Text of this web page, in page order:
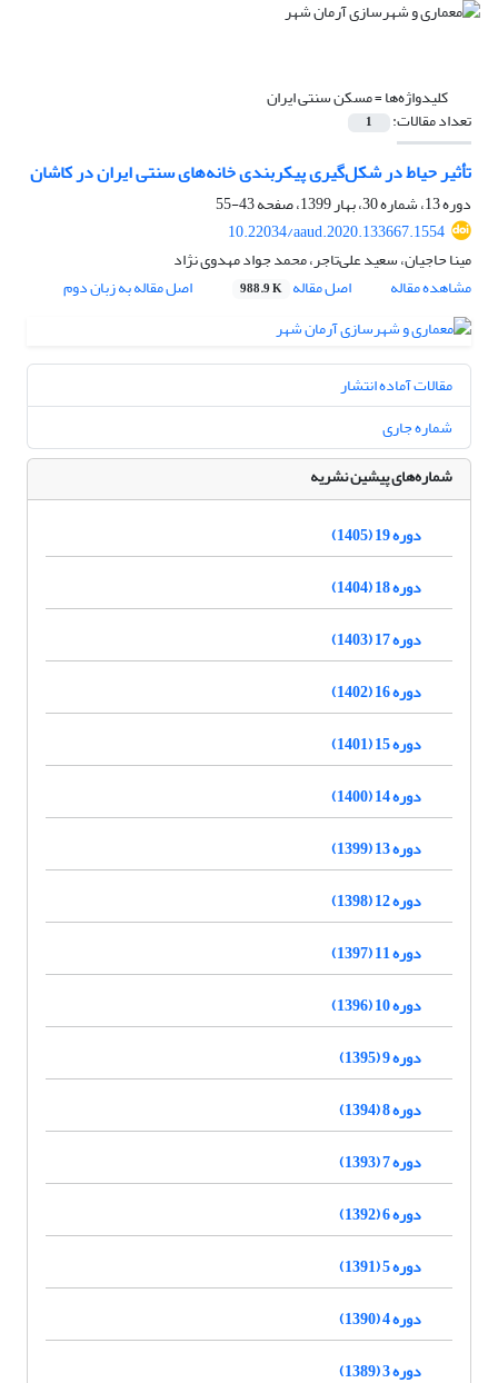
کلیدواژه‌ها =مسکن سنتی ایران
تعداد مقالات: 1
تأثیر حیاط در شکل‌گیری پیکربندی خانه‌های سنتی ایران در کاشان
دوره 13، شماره 30، بهار 1399، صفحه
43-55
10.22034/aaud.2020.133667.1554
مینا حاجیان، سعید علی‌تاجر، محمد جواد مهدوی نژاد
مشاهده مقاله
اصل مقاله 988.9 K اصل مقاله به زبان دوم
مقالات آماده انتشار
شماره جاری
شماره‌های پیشین نشریه
دوره 19 (1405)
دوره 18 (1404)
دوره 17 (1403)
دوره 16 (1402)
دوره 15 (1401)
دوره 14 (1400)
دوره 13 (1399)
دوره 12 (1398)
دوره 11 (1397)
دوره 10 (1396)
دوره 9 (1395)
دوره 8 (1394)
دوره 7 (1393)
دوره 6 (1392)
دوره 5 (1391)
دوره 4 (1390)
دوره 3 (1389)